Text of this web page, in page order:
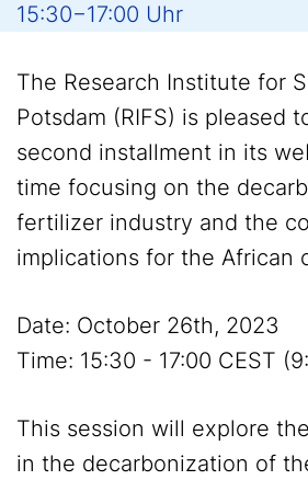
15:30−17:00 Uhr
The Research Institute for
Potsdam (RIFS) is pleased
second installment in its
time focusing on the
fertilizer industry and the
implications for the African
Date: October 26th, 2023
Time: 15:30 - 17:00 CEST
This session will explore
in the decarbonization of